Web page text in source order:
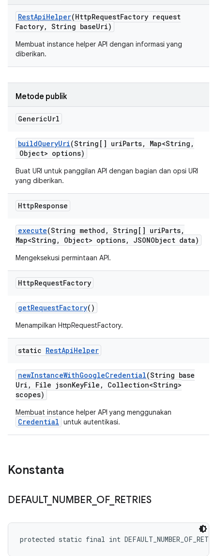
RestApiHelper(HttpRequestFactory request
Factory, String baseUri)
Membuat instance helper API dengan informasi yang
diberikan.
Metode publik
GenericUrl
buildQueryUri(String[] uriParts, Map<String ,
Object> options)
Buat URI untuk panggilan API dengan bagian dan opsi URI
yang diberikan.
HttpResponse
execute(String method , String[] uriParts,
Map<String , Object> options, JSONObject data)
Mengeksekusi permintaan API.
HttpRequestFactory
getRequestFactory()
Menampilkan HttpRequestFactory.
static RestApiHelper
newInstanceWithGoogleCredential(String base
Uri , File jsonKeyFile ,
Collection<String>
scopes)
Membuat instance helper API yang menggunakan
Credential untuk autentikasi.
Konstanta
DEFAULT_ NUMBER_ OF_ RETRIES
protected static final int